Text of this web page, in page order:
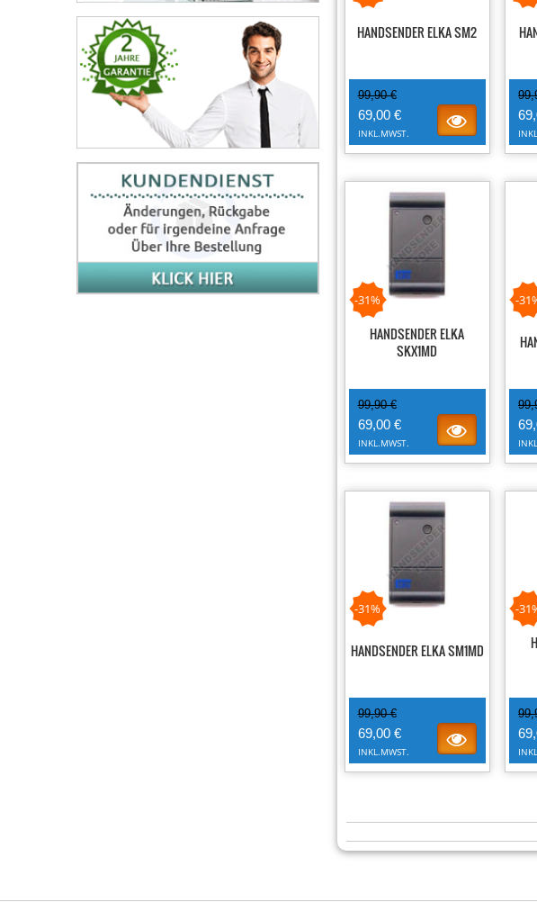
HANDSENDER ELKA SM2
99,90 €
69,00 €
INKL.MWST.
-31%
HANDSENDER ELKA
SKX1MD
99,90 €
69,00 €
INKL.MWST.
-
-31%
HANDSENDER ELKA SM1MD
99,90 €
69,00 €
INKL.MWST.
-